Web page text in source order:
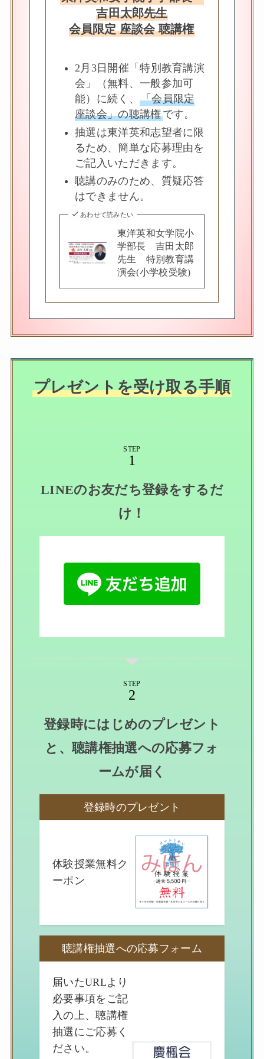
吉田太郎先生
会員限定 座談会 聴講権
2月3日開催「特別教育講演
会」（無料、一般参加可
能）に続く、 「会員限定
座談会」の聴講権です。
抽選は東洋英和志望者に限
るため、簡単な応募理由を
ご記入いただきます。
聴講のみのため、質疑応答
はできません。
あわせて読みたい
東洋英和女学院小
学部長 吉田太郎
先生 特別教育講
演会(小学校受験)
プレゼントを受け取る手順
STEP
LINEのお友だち登録をするだ
け！
STEP
登録時にはじめのプレゼント
と、聴講権抽選への応募フォ
ームが届く
登録時のプレゼント
体験授業無料ク
ーポン
聴講権抽選への応募フォーム
届いたURLより
必要事項をご記
入の上、聴講権
抽選にご応募く
ださい。